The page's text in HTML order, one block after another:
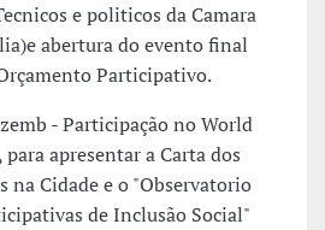
e politicos da Camara
abertura do evento final
Participativo.
- Participação no World
apresentar a Carta dos
na Cidade e o "Observatorio
de Inclusão Social"